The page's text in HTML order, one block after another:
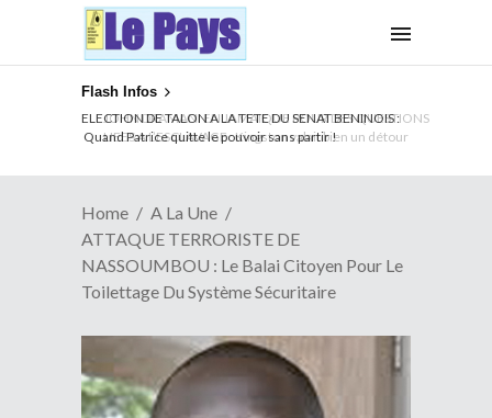
Flash Infos
ELECTION DE TALON A LA TETE DU SENAT BENINOIS :
Quand Patrice quitte le pouvoir sans partir !
Home
A La Une
ATTAQUE TERRORISTE DE
NASSOUMBOU : Le Balai Citoyen Pour Le
Toilettage Du Système Sécuritaire